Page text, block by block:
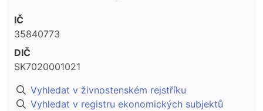
IČ
35840773
DIČ
SK7020001021
Vyhledat v živnostenském rejstříku
Vyhledat v registru ekonomických subjektů